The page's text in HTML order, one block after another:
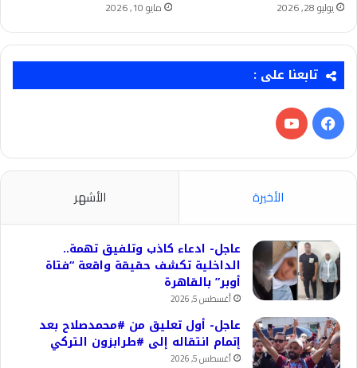
يوليو 28, 2026 مايو 10, 2026
تابعنا على :
فيسبوك‫YouTube
الأخيرة الأشهر
عاجل- ادعاء كاذب وتلفيق تهمة..
الداخلية تكشف حقيقة واقعة “فتاة
أوبر” بالقاهرة
أغسطس 5, 2026
عاجل- أول تعليق من #محمدصلاح بعد
إتمام انتقاله إلى #طرابزون التركي
أغسطس 5, 2026